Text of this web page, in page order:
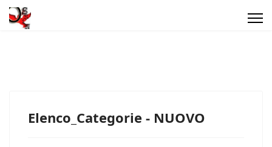
Elenco_Categorie - NUOVO